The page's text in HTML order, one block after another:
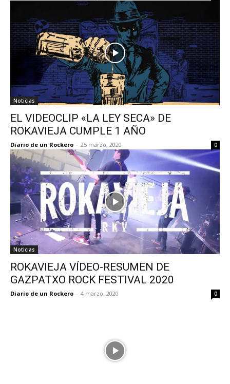
Noticias
EL VIDEOCLIP «LA LEY SECA» DE
ROKAVIEJA CUMPLE 1 AÑO
Diario de un Rockero - 25 marzo, 2020 0
Noticias
ROKAVIEJA VÍDEO-RESUMEN DE
GAZPATXO ROCK FESTIVAL 2020
Diario de un Rockero - 4 marzo, 2020 0